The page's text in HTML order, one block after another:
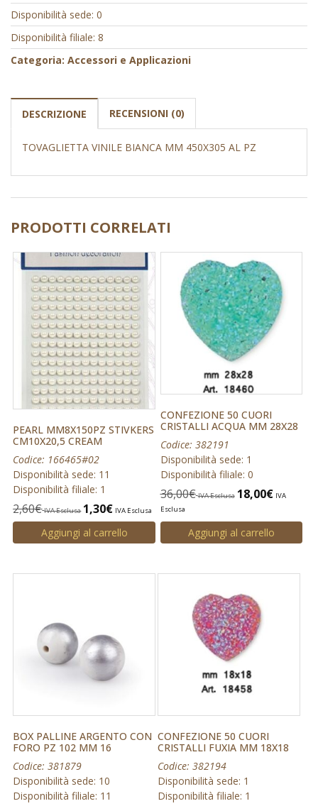
Disponibilità sede: 0
Disponibilità filiale: 8
Categoria: Accessori e Applicazioni
DESCRIZIONE RECENSIONI (0)
TOVAGLIETTA VINILE BIANCA MM 450X305 AL PZ
PRODOTTI CORRELATI
PEARL MM8X150PZ STIVKERS
CM10X20,5 CREAM
Codice: 166465#02
Disponibilità sede: 11
Disponibilità filiale: 1
2,60€ IVA Esclusa 1,30€ IVA Esclusa
Aggiungi al carrello
CONFEZIONE 50 CUORI
CRISTALLI ACQUA MM 28X28
Codice: 382191
Disponibilità sede: 1
Disponibilità filiale: 0
36,00€ IVA Esclusa 18,00€ IVA
Esclusa
Aggiungi al carrello
BOX PALLINE ARGENTO CON
FORO PZ 102 MM 16
Codice: 381879
Disponibilità sede: 10
Disponibilità filiale: 11
CONFEZIONE 50 CUORI
CRISTALLI FUXIA MM 18X18
Codice: 382194
Disponibilità sede: 1
Disponibilità filiale: 1